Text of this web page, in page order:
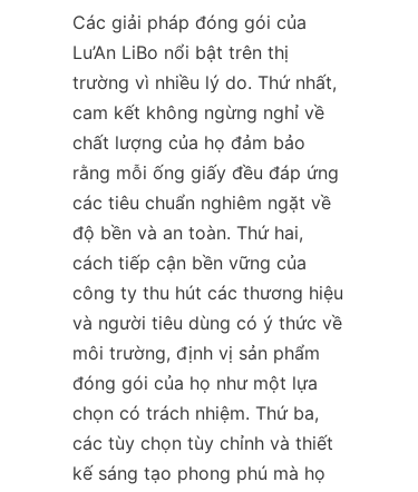
Các giải pháp đóng gói của
Lu’An LiBo nổi bật trên thị
trường vì nhiều lý do. Thứ nhất,
cam kết không ngừng nghỉ về
chất lượng của họ đảm bảo
rằng mỗi ống giấy đều đáp ứng
các tiêu chuẩn nghiêm ngặt về
độ bền và an toàn. Thứ hai,
cách tiếp cận bền vững của
công ty thu hút các thương hiệu
và người tiêu dùng có ý thức về
môi trường, định vị sản phẩm
đóng gói của họ như một lựa
chọn có trách nhiệm. Thứ ba,
các tùy chọn tùy chỉnh và thiết
kế sáng tạo phong phú mà họ